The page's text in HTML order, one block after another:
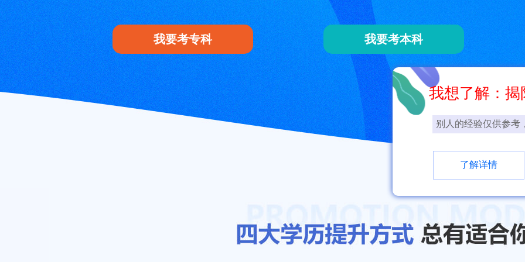
我想了解：
别人的经验仅供参考
了解详情
我要考专科 我要考本科